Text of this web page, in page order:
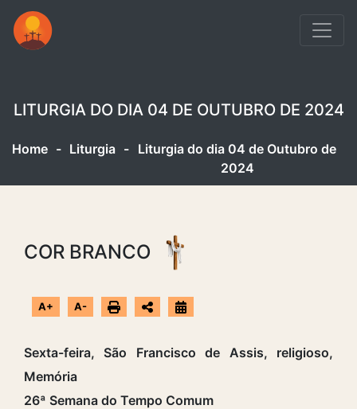
LITURGIA DO DIA 04 DE OUTUBRO DE 2024
Home - Liturgia - Liturgia do dia 04 de Outubro de
2024
COR BRANCO
A+ A-
Sexta-feira, São Francisco de Assis, religioso,
Memória
26ª Semana do Tempo Comum